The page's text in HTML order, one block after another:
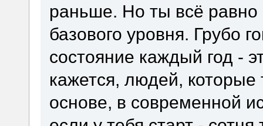
раньше. Но ты всё равно
базового уровня. Грубо
состояние каждый год -
кажется, людей, которые
основе, в современной